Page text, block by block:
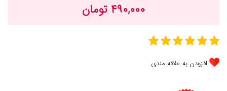
۴۹۰,۰۰۰ تومان
افزودن به علاقه مندی